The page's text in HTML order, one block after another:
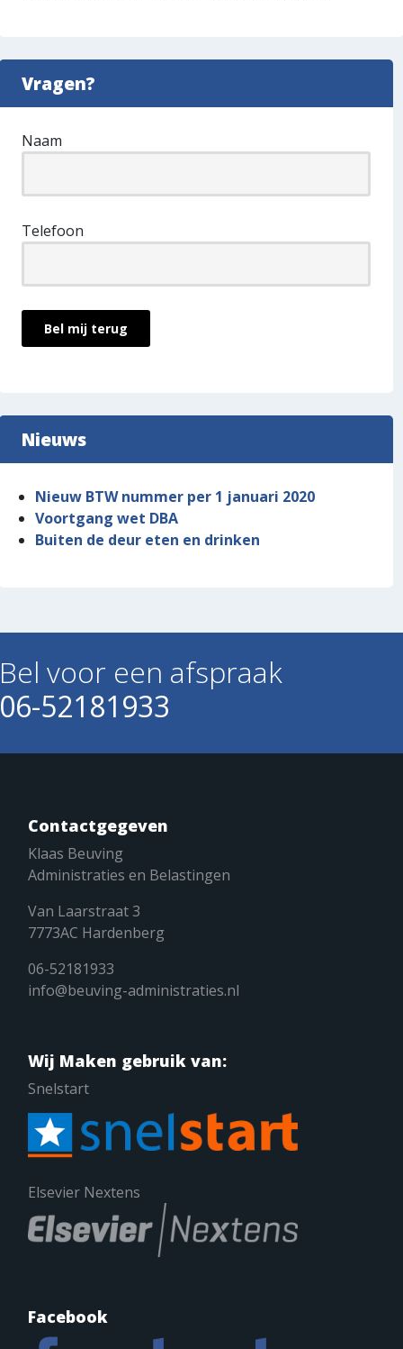
Vragen?
Naam
Telefoon
Nieuws
Nieuw BTW nummer per 1 januari 2020
Voortgang wet DBA
Buiten de deur eten en drinken
Bel voor een afspraak
06-52181933
Contactgegeven
Klaas Beuving
Administraties en Belastingen
Van Laarstraat 3
7773AC Hardenberg
06-52181933
info@beuving-administraties.nl
Wij Maken gebruik van:
Snelstart
Elsevier Nextens
Facebook